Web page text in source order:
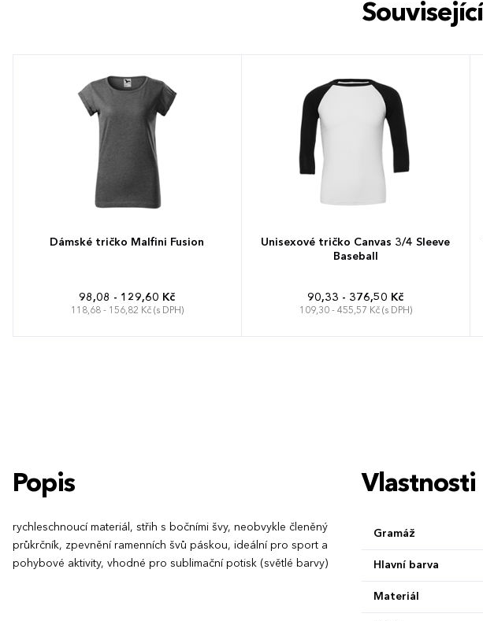
Související
Dámské tričko Malfini Fusion
98,08 - 129,60 Kč
118,68 - 156,82 Kč (s DPH)
Unisexové tričko Canvas 3/4 Sleeve
Baseball
90,33 - 376,50 Kč
109,30 - 455,57 Kč (s DPH)
Popis
rychleschnoucí materiál, střih s bočními švy, neobvykle členěný
průkrčník, zpevnění ramenních švů páskou, ideální pro sport a
pohybové aktivity, vhodné pro sublimační potisk (světlé barvy)
Vlastnosti
Gramáž
Hlavní barva
Materiál